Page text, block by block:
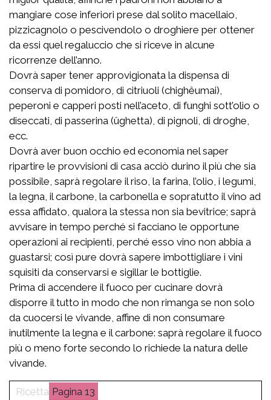
mangiare cose inferiori prese dal solito macellaio,
pizzicagnolo o pescivendolo o droghiere per ottener
da essi quel regaluccio che si riceve in alcune
ricorrenze dell’anno.
Dovrà saper tener approvigionata la dispensa di
conserva di pomidoro, di citriuoli (chighêumai),
peperoni e capperi posti nell’aceto, di funghi sott’olio o
diseccati, di passerina (ûghetta), di pignoli, di droghe,
ecc.
Dovrà aver buon occhio ed economia nel saper
ripartire le provvisioni di casa acciò durino il più che sia
possibile, saprà regolare il riso, la farina, l’olio, i legumi,
la legna, il carbone, la carbonella e sopratutto il vino ad
essa affidato, qualora la stessa non sia bevitrice; saprà
avvisare in tempo perché si facciano le opportune
operazioni ai recipienti, perché esso vino non abbia a
guastarsi; così pure dovrà sapere imbottigliare i vini
squisiti da conservarsi e sigillar le bottiglie.
Prima di accendere il fuoco per cucinare dovrà
disporre il tutto in modo che non rimanga se non solo
da cuocersi le vivande, affine di non consumare
inutilmente la legna e il carbone: saprà regolare il fuoco
più o meno forte secondo lo richiede la natura delle
vivande.
13